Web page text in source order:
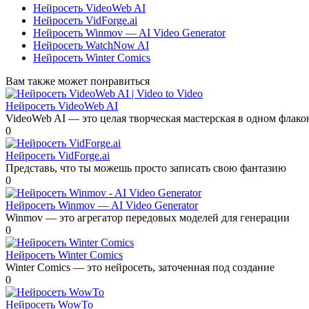
Нейросеть VideoWeb AI
Нейросеть VidForge.ai
Нейросеть Winmov — AI Video Generator
Нейросеть WatchNow AI
Нейросеть Winter Comics
Вам также может понравиться
Нейросеть VideoWeb AI
VideoWeb AI — это целая творческая мастерская в одном
0
Нейросеть VidForge.ai
Представь, что ты можешь просто записать свою фантазию
0
Нейросеть Winmov — AI Video Generator
Winmov — это агрегатор передовых моделей для генерации
0
Нейросеть Winter Comics
Winter Comics — это нейросеть, заточенная под создание
0
Нейросеть WowTo